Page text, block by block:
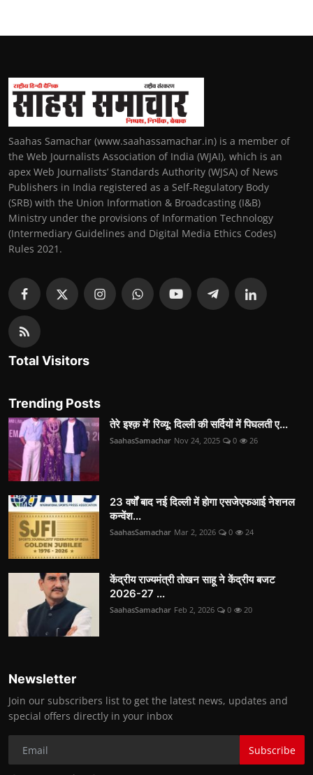
Saahas Samachar (www.saahassamachar.in) is a member of
the Web Journalists Association of India (WJAI), which is an
apex Web Journalists’ Standards Authority (WJSA) of News
Publishers in India registered as a Self-Regulatory Body
(SRB) with the Union Information & Broadcasting (I&B)
Ministry under the provisions of Information Technology
(Intermediary Guidelines and Digital Media Ethics Codes)
Rules 2021.
Total Visitors
Trending Posts
तेरे इश्क़ में’ रिव्यू: दिल्ली की सर्दियों में पिघलती ए...
SaahasSamachar Nov 24, 2025 0 26
23 वर्षों बाद नई दिल्ली में होगा एसजेएफआई नेशनल
कन्वेंश...
SaahasSamachar Mar 2, 2026 0 24
केंद्रीय राज्यमंत्री तोखन साहू ने केंद्रीय बजट
2026-27 ...
SaahasSamachar Feb 2, 2026 0 20
Newsletter
Join our subscribers list to get the latest news, updates and
special offers directly in your inbox
Subscribe